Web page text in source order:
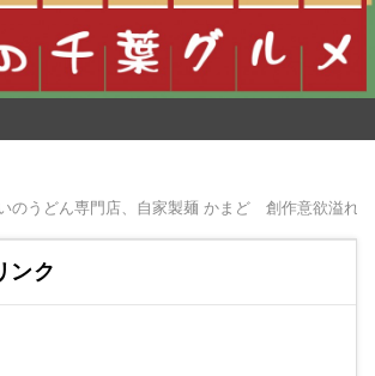
いのうどん専門店、自家製麺 かまど 創作意欲溢れ
ンク